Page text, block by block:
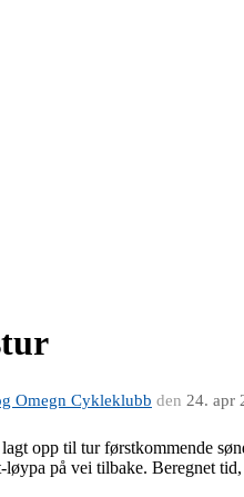
Omegn Cykleklubb den 24. apr
opp til tur førstkommende
på vei tilbake. Beregnet